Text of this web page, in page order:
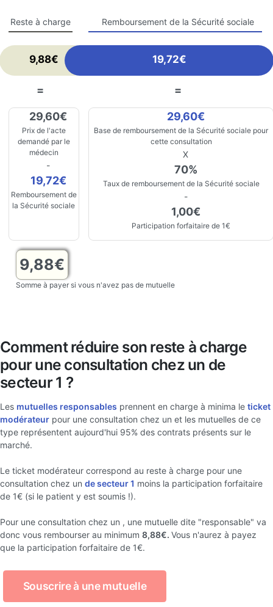
Reste à charge Remboursement de la Sécurité sociale
9,88€ 19,72€
= =
29,60€
Prix de l'acte
demandé par le
médecin
-
19,72€
Remboursement de
la Sécurité sociale
29,60€
Base de remboursement de la Sécurité sociale pour
cette consultation
X
70%
Taux de remboursement de la Sécurité sociale
-
1,00€
Participation forfaitaire de 1€
9,88€
Somme à payer si vous n'avez pas de mutuelle
Comment réduire son reste à charge
pour une consultation chez un de
secteur 1 ?
Les mutuelles responsables prennent en charge à minima le ticket
modérateur pour une consultation chez un et les mutuelles de ce
type représentent aujourd'hui 95% des contrats présents sur le
marché.
Le ticket modérateur correspond au reste à charge pour une
consultation chez un de secteur 1 moins la participation forfaitaire
de 1€ (si le patient y est soumis !).
Pour une consultation chez un , une mutuelle dite "responsable" va
donc vous rembourser au minimum 8,88€. Vous n'aurez à payez
que la participation forfaitaire de 1€.
Souscrire à une mutuelle